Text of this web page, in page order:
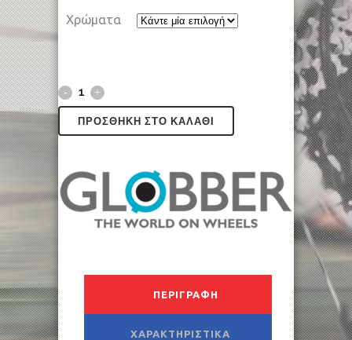
Χρώματα
ΠΡΟΣΘΉΚΗ ΣΤΟ ΚΑΛΆΘΙ
ΠΕΡΙΓΡΑΦΉ
ΧΑΡΑΚΤΗΡΙΣΤΙΚΆ